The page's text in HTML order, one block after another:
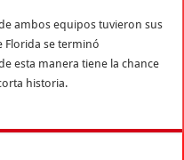
ambos equipos tuvieron sus
Florida se terminó
esta manera tiene la chance
historia.